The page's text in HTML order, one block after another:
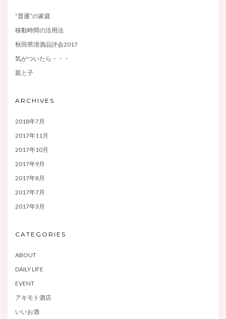
“普通”の家庭
移動時間の活用法
秋田県清酒品評会2017
気がついたら・・・
親と子
ARCHIVES
2018年7月
2017年11月
2017年10月
2017年9月
2017年8月
2017年7月
2017年3月
CATEGORIES
ABOUT
DAILY LIFE
EVENT
アキモト酒店
いいお酒